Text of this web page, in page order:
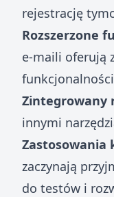
rejestrację
Rozszerzone
e-maili oferują
funkcjonalności
Zintegrowany
innymi
Zastosowania
zaczynają
do testów i